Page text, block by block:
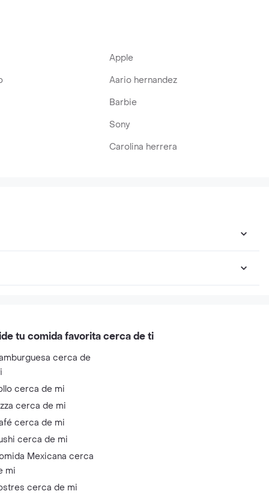
Apple
Aario hernandez
Barbie
Sony
Carolina herrera
tu comida favorita cerca de ti
cerca de
cerca de mi
cerca de mi
cerca de mi
cerca de mi
Mexicana cerca
mi
cerca de mi